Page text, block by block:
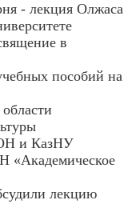
- лекция Олжаса
в
пособий на
и КазНУ
«Академическое
лекцию